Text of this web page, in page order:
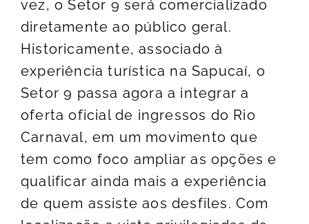
vez, o Setor 9 será comercializado
diretamente ao público geral.
Historicamente, associado à
experiência turística na Sapucaí, o
Setor 9 passa agora a integrar a
oferta oficial de ingressos do Rio
Carnaval, em um movimento que
tem como foco ampliar as opções e
qualificar ainda mais a experiência
de quem assiste aos desfiles. Com